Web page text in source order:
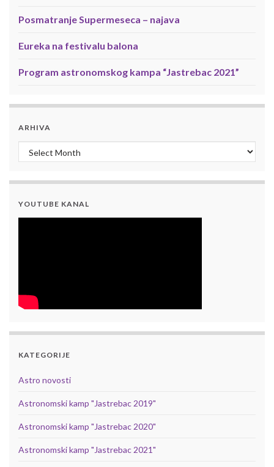
Posmatranje Supermeseca – najava
Eureka na festivalu balona
Program astronomskog kampa “Jastrebac 2021”
ARHIVA
Arhiva
YOUTUBE KANAL
KATEGORIJE
Astro novosti
Astronomski kamp "Jastrebac 2019"
Astronomski kamp "Jastrebac 2020"
Astronomski kamp "Jastrebac 2021"